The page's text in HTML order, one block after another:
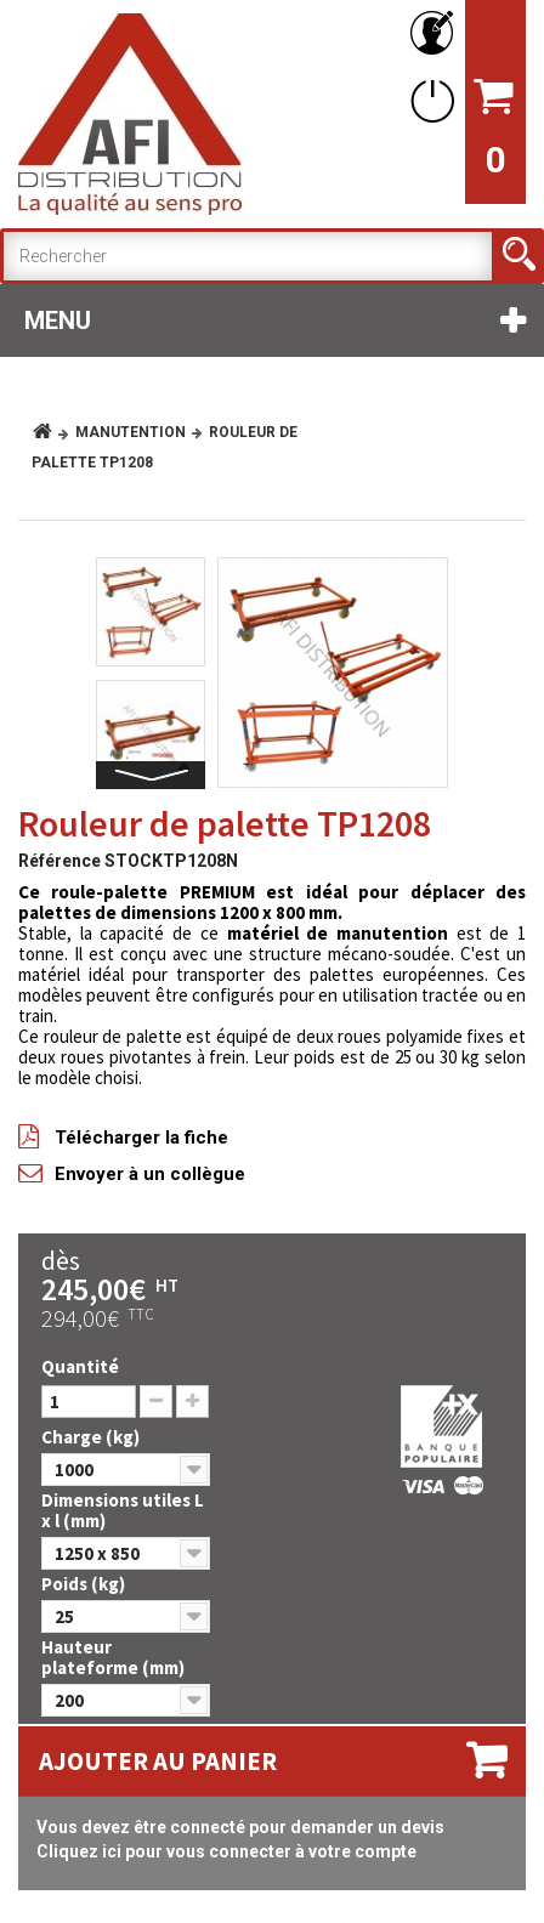
0
MENU
MANUTENTION
ROULEUR DE
PALETTE TP1208
Rouleur de palette TP1208
RéférenceSTOCKTP1208N
Ce roule-palette PREMIUM est idéal pour déplacer des
palettes de dimensions 1200 x 800 mm.
Stable, la capacité de ce matériel de manutention est de 1
tonne. Il est conçu avec une structure mécano-soudée. C'est un
matériel idéal pour transporter des palettes européennes. Ces
modèles peuvent être configurés pour en utilisation tractée ou en
train.
Ce rouleur de palette est équipé de deux roues polyamide fixes et
deux roues pivotantes à frein. Leur poids est de 25 ou 30 kg selon
le modèle choisi.
Télécharger la fiche
Envoyer à un collègue
dès
245,00€ HT
294,00€ TTC
Quantité
Charge (kg)
1000
Dimensions utiles L
x l (mm)
1250 x 850
Poids (kg)
25
Hauteur
plateforme (mm)
200
AJOUTER AU PANIER
Vous devez être connecté pour demander un devis
Cliquez ici pour vous connecter à votre compte